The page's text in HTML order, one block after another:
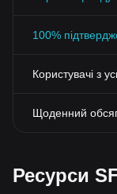
100%
Користувачі з
Щоденний обсяг
Ресурси